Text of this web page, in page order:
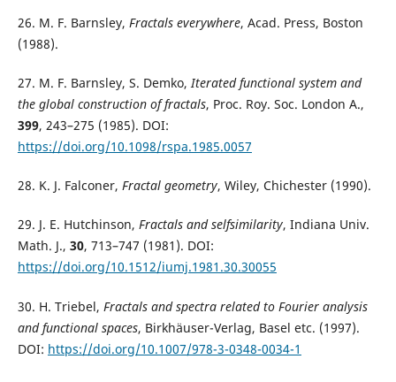
26. M. F. Barnsley, Fractals everywhere, Acad. Press, Boston
(1988).
27. M. F. Barnsley, S. Demko,Iterated functional system and
the global construction of fractals, Proc. Roy. Soc. London A.,
399, 243–275 (1985). DOI:
https://doi.org/10.1098/rspa.1985.0057
28. K. J. Falconer, Fractal geometry, Wiley, Chichester (1990).
29. J. E. Hutchinson, Fractals and selfsimilarity, Indiana Univ.
Math. J., 30, 713–747 (1981). DOI:
https://doi.org/10.1512/iumj.1981.30.30055
30. H. Triebel, Fractals and spectra related to Fourier analysis
and functional spaces, Birkhäuser-Verlag, Basel etc. (1997).
DOI: https://doi.org/10.1007/978-3-0348-0034-1